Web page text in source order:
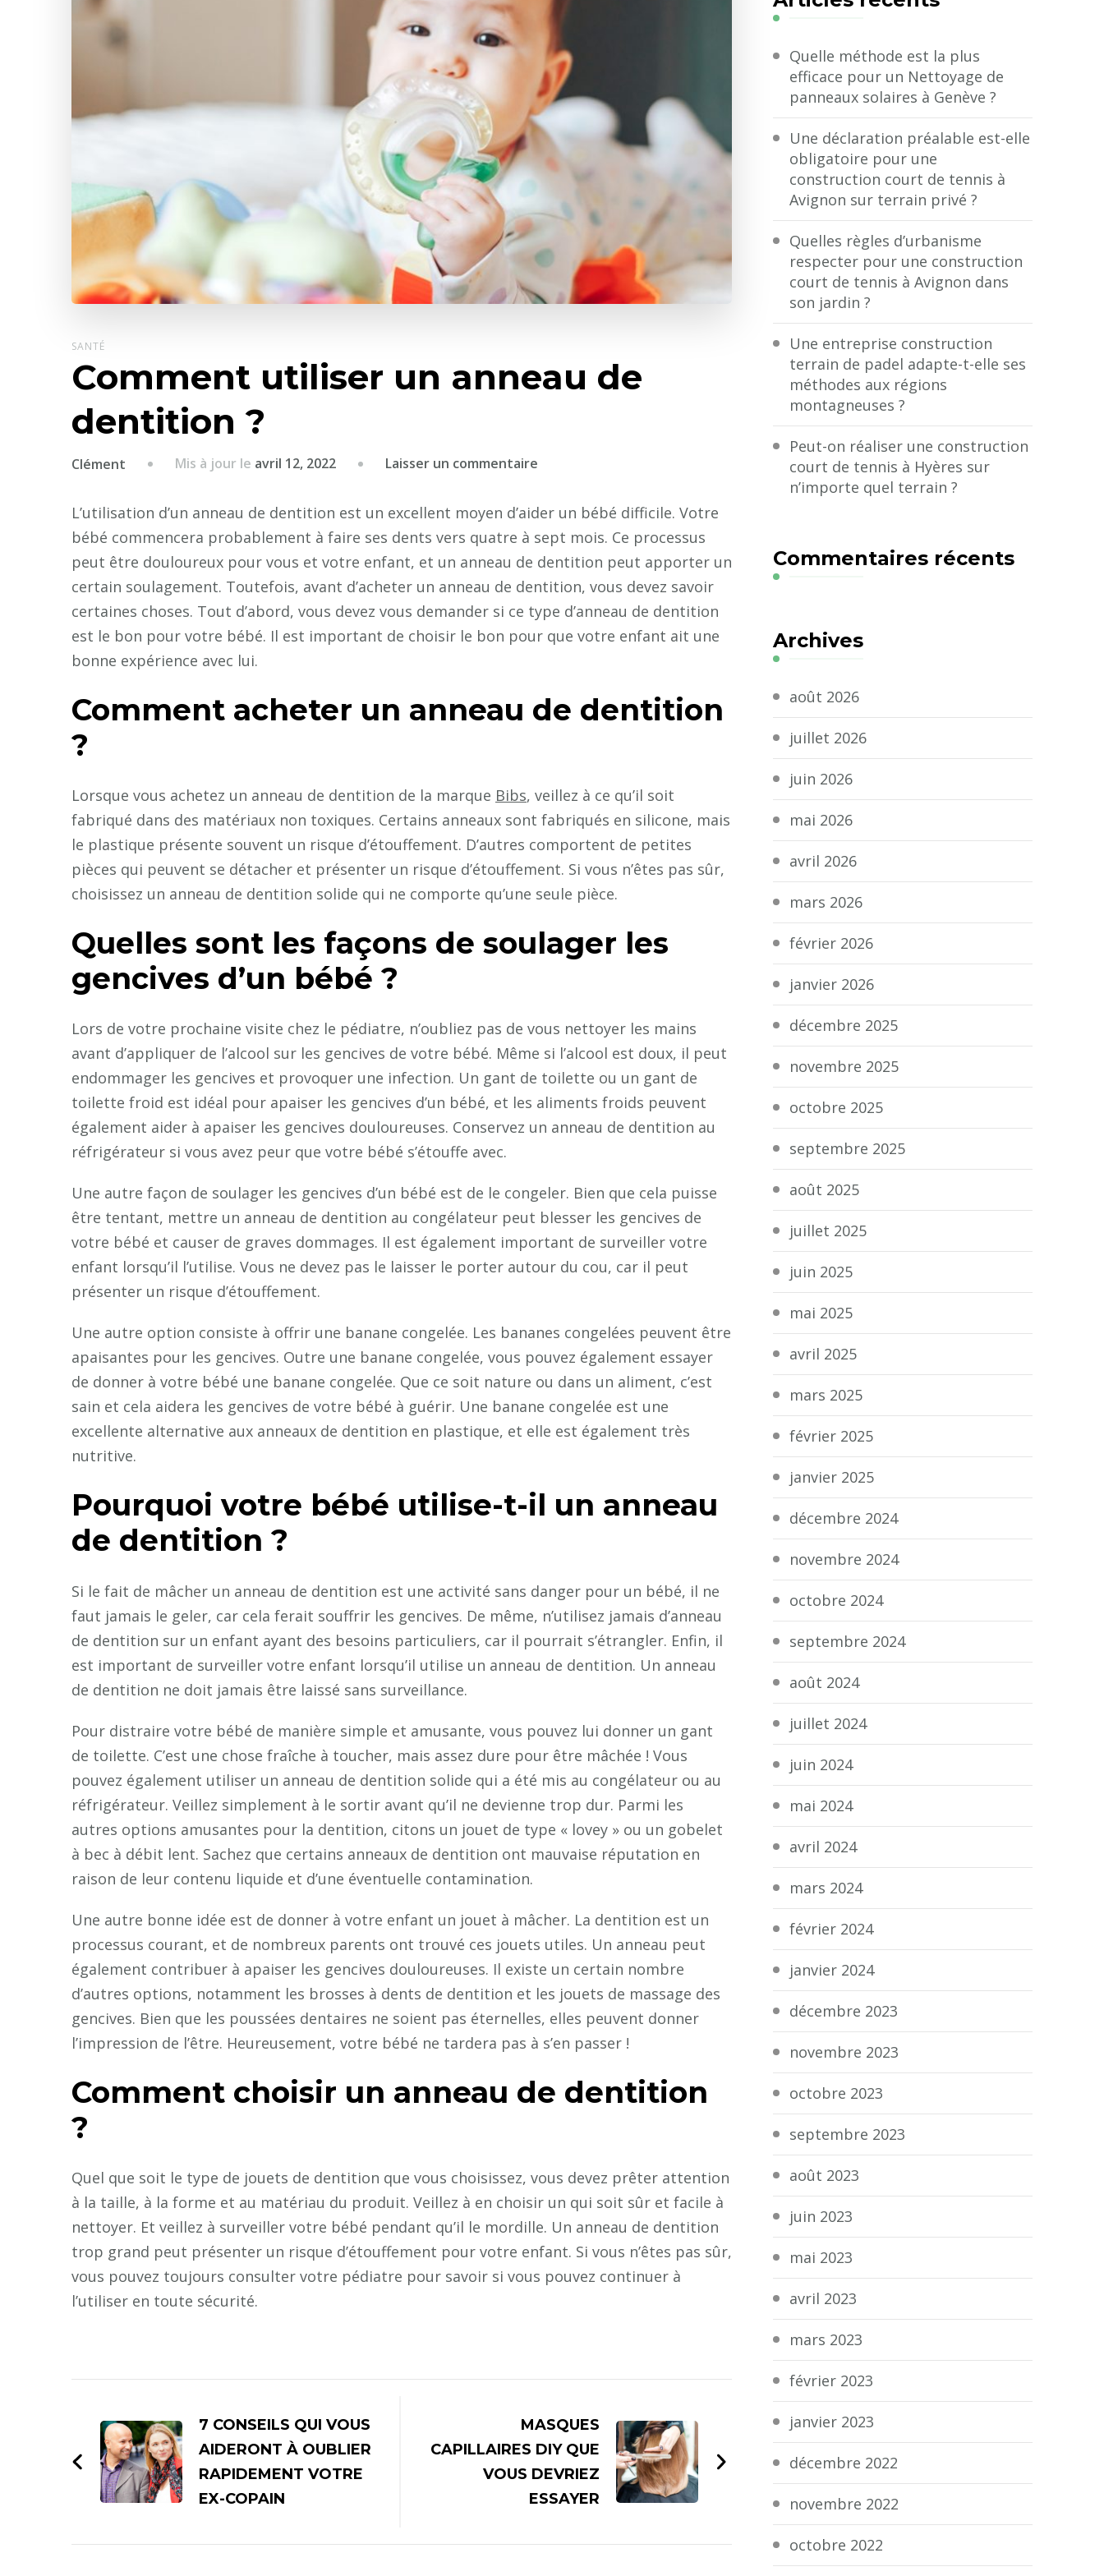
SANTÉ
Comment utiliser un anneau de
dentition ?
Clément Mis à jour le avril 12, 2022 Laisser un commentaire
utiliser
anneau
de
dentition
?
L’utilisation d’un anneau de dentition est un excellent moyen d’aider un bébé difficile. Votre
bébé commencera probablement à faire ses dents vers quatre à sept mois. Ce processus
peut être douloureux pour vous et votre enfant, et un anneau de dentition peut apporter un
certain soulagement. Toutefois, avant d’acheter un anneau de dentition, vous devez savoir
certaines choses. Tout d’abord, vous devez vous demander si ce type d’anneau de dentition
est le bon pour votre bébé. Il est important de choisir le bon pour que votre enfant ait une
bonne expérience avec lui.
Comment acheter un anneau de dentition
?
Lorsque vous achetez un anneau de dentition de la marque Bibs, veillez à ce qu’il soit
fabriqué dans des matériaux non toxiques. Certains anneaux sont fabriqués en silicone, mais
le plastique présente souvent un risque d’étouffement. D’autres comportent de petites
pièces qui peuvent se détacher et présenter un risque d’étouffement. Si vous n’êtes pas sûr,
choisissez un anneau de dentition solide qui ne comporte qu’une seule pièce.
Quelles sont les façons de soulager les
gencives d’un bébé ?
Lors de votre prochaine visite chez le pédiatre, n’oubliez pas de vous nettoyer les mains
avant d’appliquer de l’alcool sur les gencives de votre bébé. Même si l’alcool est doux, il peut
endommager les gencives et provoquer une infection. Un gant de toilette ou un gant de
toilette froid est idéal pour apaiser les gencives d’un bébé, et les aliments froids peuvent
également aider à apaiser les gencives douloureuses. Conservez un anneau de dentition au
réfrigérateur si vous avez peur que votre bébé s’étouffe avec.
Une autre façon de soulager les gencives d’un bébé est de le congeler. Bien que cela puisse
être tentant, mettre un anneau de dentition au congélateur peut blesser les gencives de
votre bébé et causer de graves dommages. Il est également important de surveiller votre
enfant lorsqu’il l’utilise. Vous ne devez pas le laisser le porter autour du cou, car il peut
présenter un risque d’étouffement.
Une autre option consiste à offrir une banane congelée. Les bananes congelées peuvent être
apaisantes pour les gencives. Outre une banane congelée, vous pouvez également essayer
de donner à votre bébé une banane congelée. Que ce soit nature ou dans un aliment, c’est
sain et cela aidera les gencives de votre bébé à guérir. Une banane congelée est une
excellente alternative aux anneaux de dentition en plastique, et elle est également très
nutritive.
Pourquoi votre bébé utilise-t-il un anneau
de dentition ?
Si le fait de mâcher un anneau de dentition est une activité sans danger pour un bébé, il ne
faut jamais le geler, car cela ferait souffrir les gencives. De même, n’utilisez jamais d’anneau
de dentition sur un enfant ayant des besoins particuliers, car il pourrait s’étrangler. Enfin, il
est important de surveiller votre enfant lorsqu’il utilise un anneau de dentition. Un anneau
de dentition ne doit jamais être laissé sans surveillance.
Pour distraire votre bébé de manière simple et amusante, vous pouvez lui donner un gant
de toilette. C’est une chose fraîche à toucher, mais assez dure pour être mâchée ! Vous
pouvez également utiliser un anneau de dentition solide qui a été mis au congélateur ou au
réfrigérateur. Veillez simplement à le sortir avant qu’il ne devienne trop dur. Parmi les
autres options amusantes pour la dentition, citons un jouet de type « lovey » ou un gobelet
à bec à débit lent. Sachez que certains anneaux de dentition ont mauvaise réputation en
raison de leur contenu liquide et d’une éventuelle contamination.
Une autre bonne idée est de donner à votre enfant un jouet à mâcher. La dentition est un
processus courant, et de nombreux parents ont trouvé ces jouets utiles. Un anneau peut
également contribuer à apaiser les gencives douloureuses. Il existe un certain nombre
d’autres options, notamment les brosses à dents de dentition et les jouets de massage des
gencives. Bien que les poussées dentaires ne soient pas éternelles, elles peuvent donner
l’impression de l’être. Heureusement, votre bébé ne tardera pas à s’en passer !
Comment choisir un anneau de dentition
?
Quel que soit le type de jouets de dentition que vous choisissez, vous devez prêter attention
à la taille, à la forme et au matériau du produit. Veillez à en choisir un qui soit sûr et facile à
nettoyer. Et veillez à surveiller votre bébé pendant qu’il le mordille. Un anneau de dentition
trop grand peut présenter un risque d’étouffement pour votre enfant. Si vous n’êtes pas sûr,
vous pouvez toujours consulter votre pédiatre pour savoir si vous pouvez continuer à
l’utiliser en toute sécurité.
d'article
7 CONSEILS QUI VOUS
AIDERONT À OUBLIER
RAPIDEMENT VOTRE
EX-COPAIN
MASQUES
CAPILLAIRES DIY QUE
VOUS DEVRIEZ
ESSAYER
?
Quelle méthode est la plus
efficace pour un Nettoyage de
panneaux solaires à Genève ?
Une déclaration préalable est-elle
obligatoire pour une
construction court de tennis à
Avignon sur terrain privé ?
Quelles règles d’urbanisme
respecter pour une construction
court de tennis à Avignon dans
son jardin ?
Une entreprise construction
terrain de padel adapte-t-elle ses
méthodes aux régions
montagneuses ?
Peut-on réaliser une construction
court de tennis à Hyères sur
n’importe quel terrain ?
Commentaires récents
Archives
août 2026
juillet 2026
juin 2026
mai 2026
avril 2026
mars 2026
février 2026
janvier 2026
décembre 2025
novembre 2025
octobre 2025
septembre 2025
août 2025
juillet 2025
juin 2025
mai 2025
avril 2025
mars 2025
février 2025
janvier 2025
décembre 2024
novembre 2024
octobre 2024
septembre 2024
août 2024
juillet 2024
juin 2024
mai 2024
avril 2024
mars 2024
février 2024
janvier 2024
décembre 2023
novembre 2023
octobre 2023
septembre 2023
août 2023
juin 2023
mai 2023
avril 2023
mars 2023
février 2023
janvier 2023
décembre 2022
novembre 2022
octobre 2022